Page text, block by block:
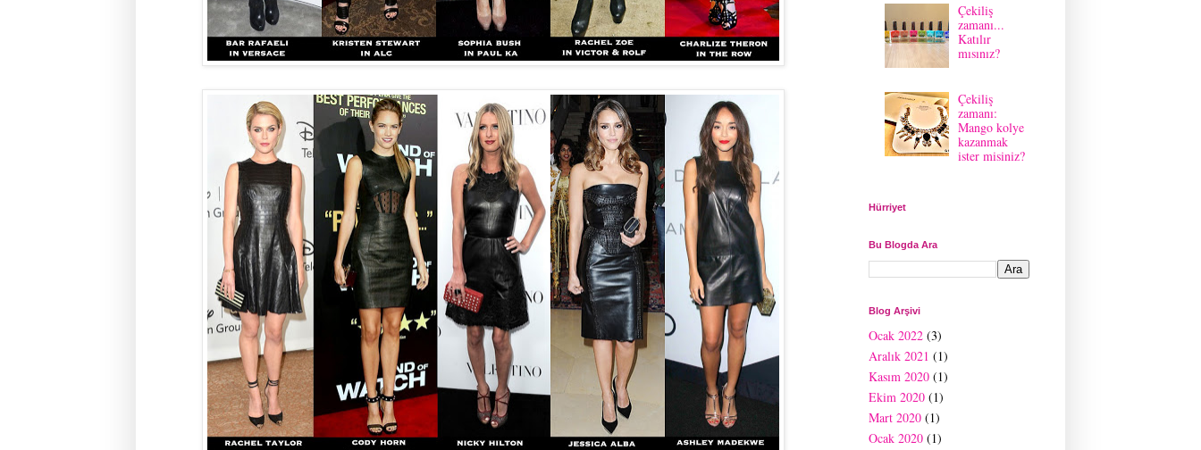
Çekiliş
zamanı...
Katılır
mısınız?
Çekiliş
zamanı:
Mango kolye
kazanmak
ister misiniz?
Hürriyet
Bu Blogda Ara
Blog Arşivi
Ocak 2022 (3)
Aralık 2021 (1)
Kasım 2020 (1)
Ekim 2020 (1)
Mart 2020 (1)
Ocak 2020 (1)